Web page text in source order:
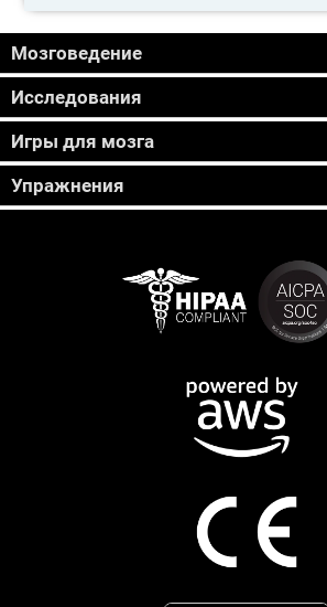
Мозговедение
Исследования
Игры для мозга
Упражнения